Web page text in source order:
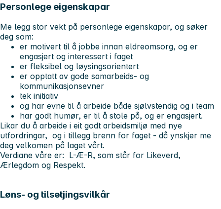
Personlege eigenskapar
Me legg stor vekt på personlege eigenskapar, og søker
deg som:
er motivert til å jobbe innan eldreomsorg, og er
engasjert og interessert i faget
er fleksibel og løysingsorientert
er opptatt av gode samarbeids- og
kommunikasjonsevner
tek initiativ
og har evne til å arbeide både sjølvstendig og i team
har godt humør, er til å stole på, og er engasjert.
Likar du å arbeide i eit godt arbeidsmiljø med nye
utfordringar, og i tillegg brenn for faget - då ynskjer me
deg velkomen på laget vårt.
Verdiane våre er: L-Æ-R, som står for Likeverd,
Ærlegdom og Respekt.
Løns- og tilsetjingsvilkår